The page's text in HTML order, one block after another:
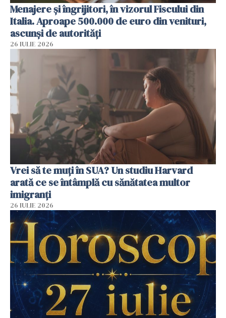
Menajere și îngrijitori, în vizorul Fiscului din
Italia. Aproape 500.000 de euro din venituri,
ascunși de autorități
26 IULIE 2026
Vrei să te muți în SUA? Un studiu Harvard
arată ce se întâmplă cu sănătatea multor
imigranți
26 IULIE 2026